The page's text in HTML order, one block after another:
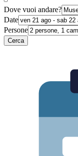
Dove vuoi andare?
Date
Persone
Cerca